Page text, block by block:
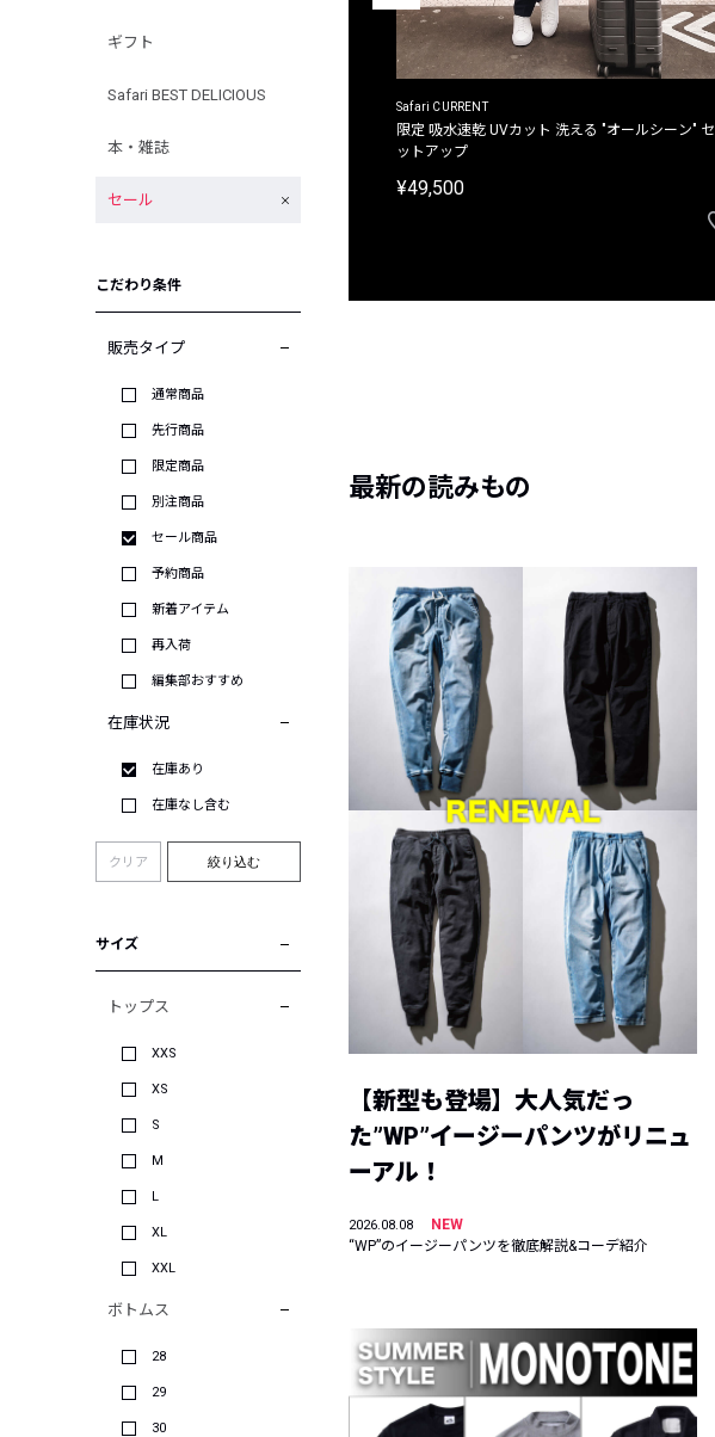
ギフト
Safari BEST DELICIOUS
本・雑誌
セール
こだわり条件
販売タイプ
通常商品
先行商品
限定商品
別注商品
セール商品
予約商品
新着アイテム
再入荷
編集部おすすめ
在庫状況
在庫あり
在庫なし含む
クリア 絞り込む
サイズ
トップス
XXS
XS
S
M
L
XL
XXL
ボトムス
28
29
30
Safari CURRENT
限定 吸水速乾 UVカット 洗える "オールシーン" セ
ットアップ
¥49,500
最新の読みもの
【新型も登場】大人気だっ
た”WP”イージーパンツがリニュ
ーアル！
2026.08.08
NEW
“WP”のイージーパンツを徹底解説&コーデ紹介